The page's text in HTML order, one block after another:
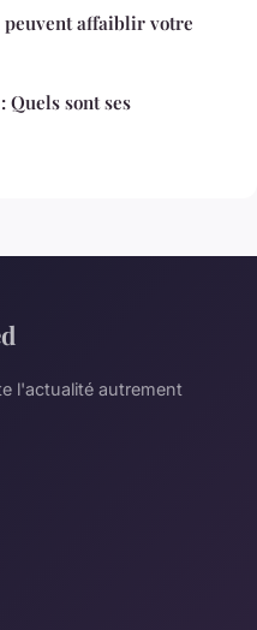
affaiblir votre
sont ses
l'actualité autrement